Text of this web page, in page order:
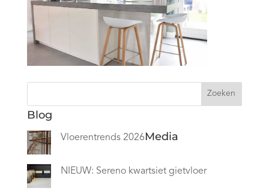
Zoeken
Blog
Vloerentrends 2026
NIEUW: Sereno kwartsiet gietvloer
Media